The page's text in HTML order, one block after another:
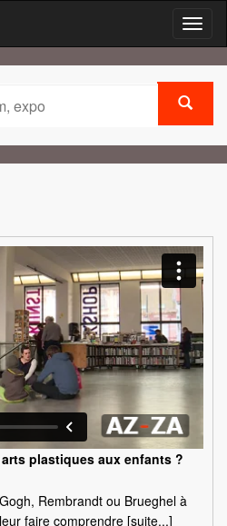
plastiques aux enfants ?
Rembrandt ou Brueghel à
faire comprendre [suite...]